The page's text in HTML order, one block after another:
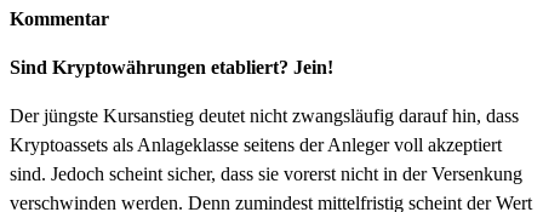
Kommentar
Sind Kryptowährungen etabliert? Jein!
Der jüngste Kursanstieg deutet nicht zwangsläufig darauf hin, dass
Kryptoassets als Anlageklasse seitens der Anleger voll akzeptiert
sind. Jedoch scheint sicher, dass sie vorerst nicht in der Versenkung
verschwinden werden. Denn zumindest mittelfristig scheint der Wert